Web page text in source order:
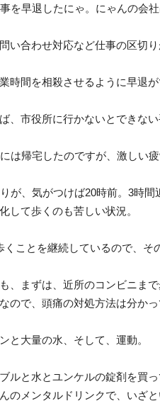
を早退したにゃ。にゃんの会
い合わせ対応など仕事の区切
時間を相殺させるように早退が
、市役所に行かないとできな
は帰宅したのですが、激しい
が、気がつけば20時前。3時間
して歩くのも苦しい状況。
くことを継続しているので、そ
、まずは、近所のコンビニまで
ので、頭痛の対処方法は分かっ
と大量の水、そして、運動。
ルと水とユンケルの錠剤を買っ
のメンタルドリンクで、いざ